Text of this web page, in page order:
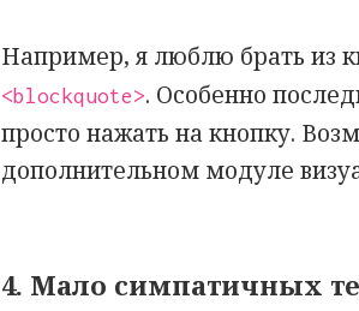
Например, я люблю брать из
<blockquote>. Особенно
просто нажать на кнопку.
дополнительном модуле
4. Мало симпатичных